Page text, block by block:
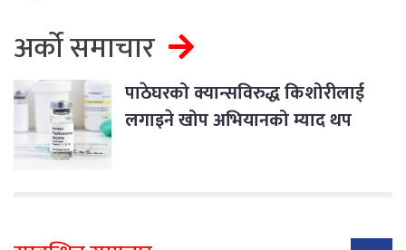
अर्को समाचार
पाठेघरको क्यान्सविरुद्ध किशोरीलाई
लगाइने खोप अभियानको म्याद थप